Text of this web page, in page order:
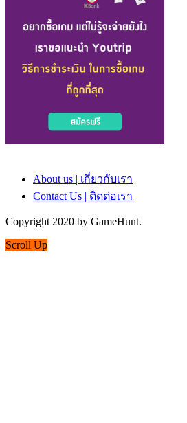
About us | เกี่ยวกับเรา
Contact Us | ติดต่อเรา
Copyright 2020 by GameHunt.
Scroll Up